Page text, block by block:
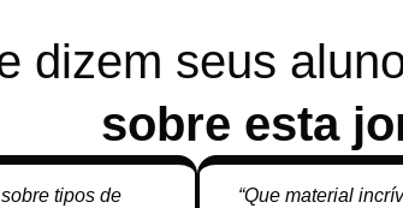
dizem seus
sobre esta
tipos de
“Que material